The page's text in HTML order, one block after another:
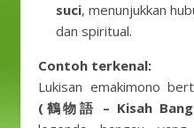
suci, menunjukkan
dan spiritual.
Contoh terkenal:
Lukisan emakimono
(鶴物語 – Kisah